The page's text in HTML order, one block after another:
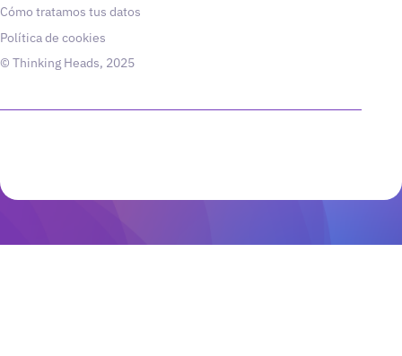
Cómo tratamos tus datos
Política de cookies
© Thinking Heads, 2025